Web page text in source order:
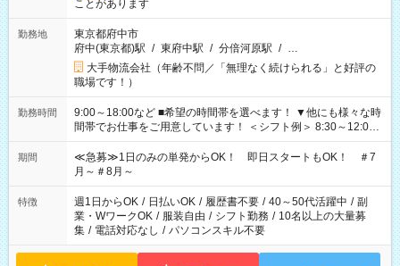
ことがあります
勤務地
東京都府中市
府中(東京都)駅 / 東府中駅 / 分倍河原駅 / …
大手物流会社（年齢不問／「無理なく続けられる」と好評の
職場です！）
勤務時間
9:00～18:00など ■希望の時間帯を選べます！ ▼他にも様々な時
間帯でお仕事をご用意しています！ ＜シフト例＞ 8:30～12:00
17:00～22:00 13:00～22:00 22:00～翌6:00 など
期間
≪急募≫1日のみの単発からOK！ 即日スタートもOK！ ＃7
月～＃8月～
特徴 週1日からOK / 日払いOK / 履歴書不要 / 40～50代活躍中 / 副
業・WワークOK / 服装自由 / シフト勤務 / 10名以上の大量募
集 / 電話対応なし / パソコンスキル不要